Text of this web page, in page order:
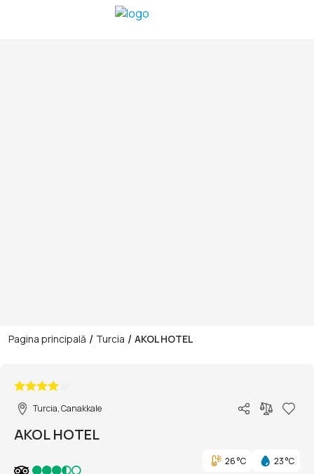
Pagina principală / Turcia / AKOL HOTEL
Turcia, Canakkale
AKOL HOTEL
26 °C
23 °C